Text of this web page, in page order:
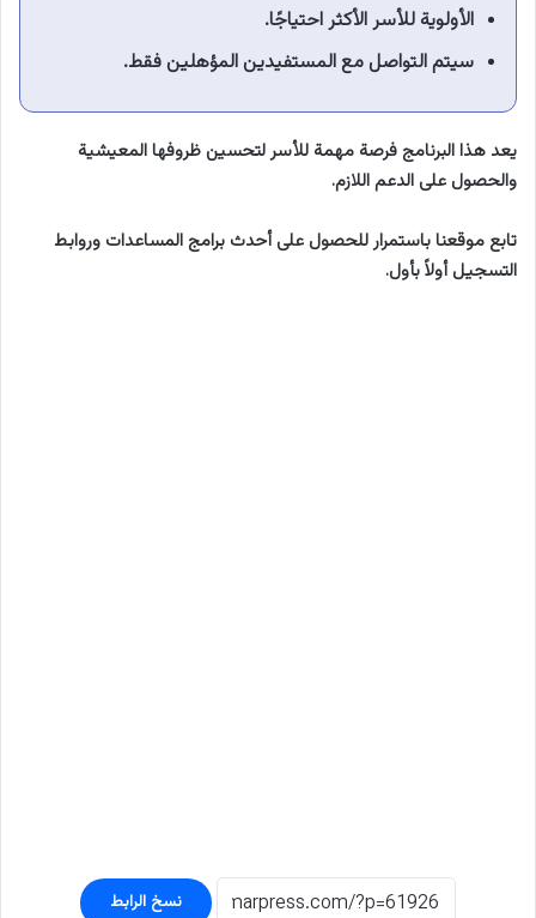
الأولوية للأسر الأكثر احتياجًا.
سيتم التواصل مع المستفيدين المؤهلين فقط.
يعد هذا البرنامج فرصة مهمة للأسر لتحسين ظروفها المعيشية
والحصول على الدعم اللازم.
تابع موقعنا باستمرار للحصول على أحدث برامج المساعدات وروابط
التسجيل أولاً بأول.
نسخ الرابط